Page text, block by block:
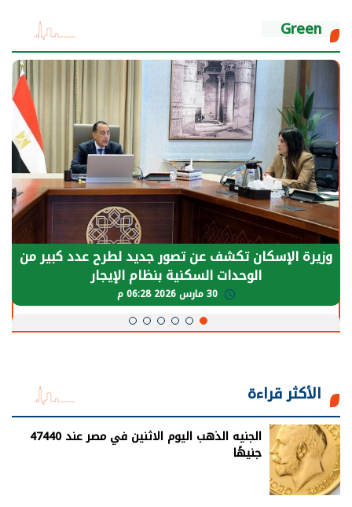
Green
وزيرة الإسكان تكشف عن تصور جديد لطرح عدد كبير من
الوحدات السكنية بنظام الإيجار
الأكثر قراءة
الجنيه الذهب اليوم الاثنين في مصر عند 47440
جنيهًا